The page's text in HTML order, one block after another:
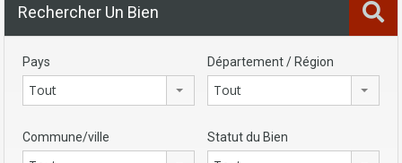
Rechercher Un Bien
Pays
Tout
Département / Région
Tout
Commune/ville Statut du Bien